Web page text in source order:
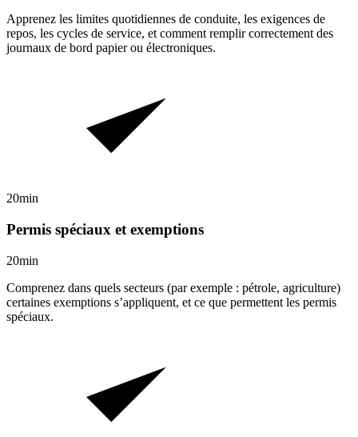
Apprenez les limites quotidiennes de conduite, les exigences de
repos, les cycles de service, et comment remplir correctement des
journaux de bord papier ou électroniques.
20min
Permis spéciaux et exemptions
20min
Comprenez dans quels secteurs (par exemple : pétrole, agriculture)
certaines exemptions s’appliquent, et ce que permettent les permis
spéciaux.